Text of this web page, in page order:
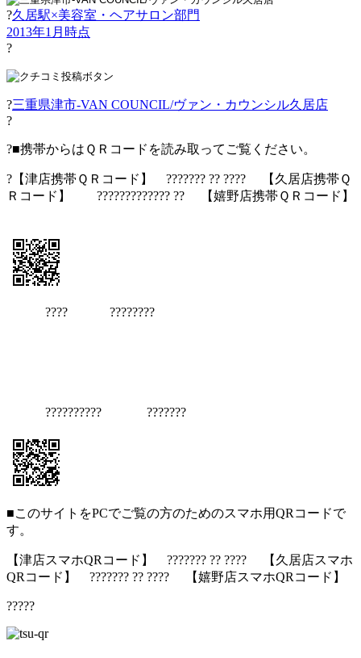
?久居駅×美容室・ヘアサロン部門
2013年1月時点
?
?三重県津市-VAN COUNCIL/ヴァン・カウンシル久居店
?
?■携帯からはＱＲコードを読み取ってご覧ください。
?【津店携帯ＱＲコード】 ??????? ?? ???? 【久居店携帯Ｑ
Ｒコード】 ????????????? ?? 【嬉野店携帯ＱＲコード】
???? ????????
?????????? ???????
■このサイトをPCでご覧の方のためのスマホ用QRコードで
す。
【津店スマホQRコード】 ??????? ?? ???? 【久居店スマホ
QRコード】 ??????? ?? ???? 【嬉野店スマホQRコード】
?????